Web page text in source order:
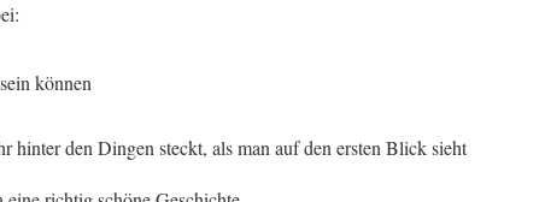
können
hinter den Dingen steckt, als man auf den ersten Blick sieht